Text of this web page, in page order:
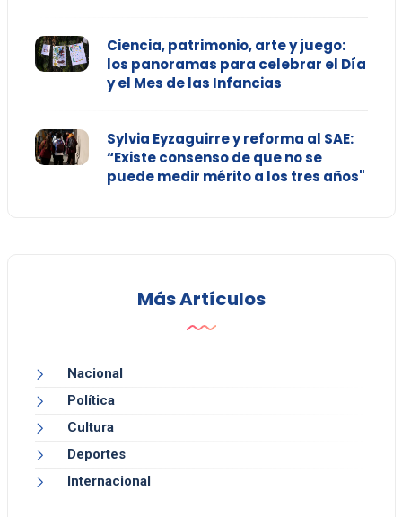
Ciencia, patrimonio, arte y juego:
los panoramas para celebrar el Día
y el Mes de las Infancias
Sylvia Eyzaguirre y reforma al SAE:
“Existe consenso de que no se
puede medir mérito a los tres años"
Más Artículos
Nacional
Política
Cultura
Deportes
Internacional